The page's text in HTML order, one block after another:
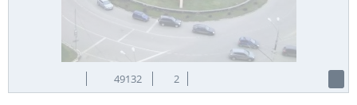
49132 2